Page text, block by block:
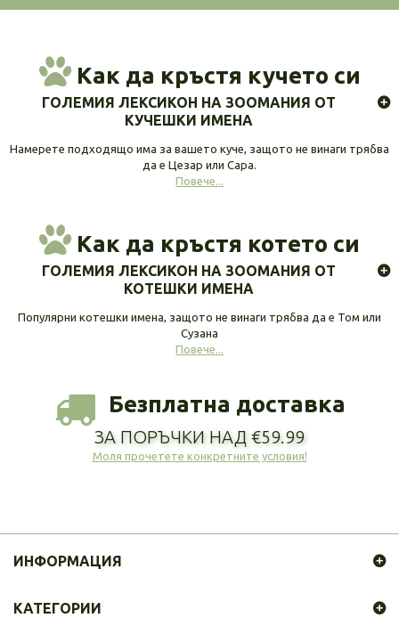
Как да кръстя кучето си
ГОЛЕМИЯ ЛЕКСИКОН НА ЗООМАНИЯ ОТ
КУЧЕШКИ ИМЕНА
Намерете подходящо има за вашето куче, защото не винаги трябва
да е Цезар или Сара.
Повече...
Как да кръстя котето си
ГОЛЕМИЯ ЛЕКСИКОН НА ЗООМАНИЯ ОТ
КОТЕШКИ ИМЕНА
Популярни котешки имена, защото не винаги трябва да е Том или
Сузана
Повече...
Безплатна доставка
ЗА ПОРЪЧКИ НАД €59.99
Моля прочетете конкретните условия!
ИНФОРМАЦИЯ
КАТЕГОРИИ